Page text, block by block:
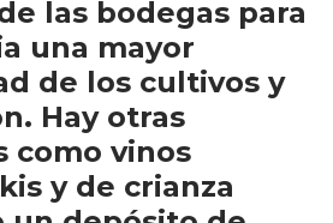
las bodegas para
una mayor
de los cultivos y
Hay otras
como vinos
y de crianza